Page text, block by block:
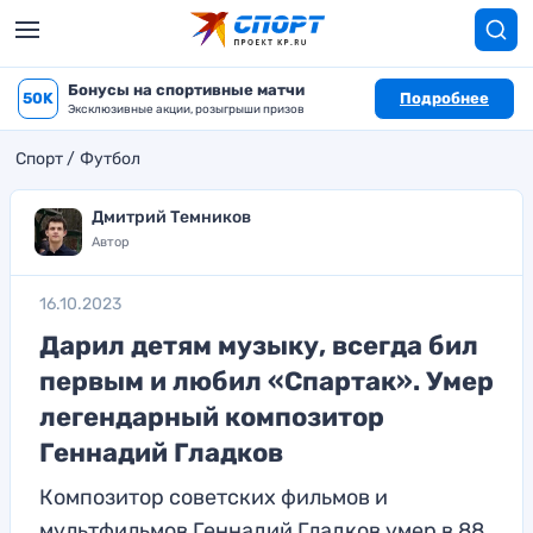
50K Бонусы на спортивные матчи
Эксклюзивные акции, розыгрыши призов
Подробнее
Спорт Футбол
Дмитрий Темников
Автор
16.10.2023
Дарил детям музыку, всегда бил
первым и любил «Спартак». Умер
легендарный композитор
Геннадий Гладков
Композитор советских фильмов и